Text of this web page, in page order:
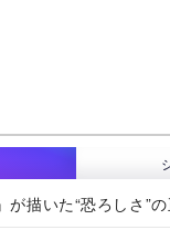
が描いた“恐ろしさ”